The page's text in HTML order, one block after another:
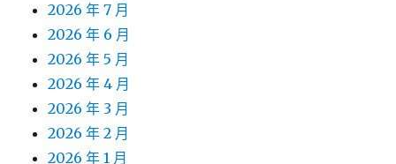
2026 年 7 月
2026 年 6 月
2026 年 5 月
2026 年 4 月
2026 年 3 月
2026 年 2 月
2026 年 1 月